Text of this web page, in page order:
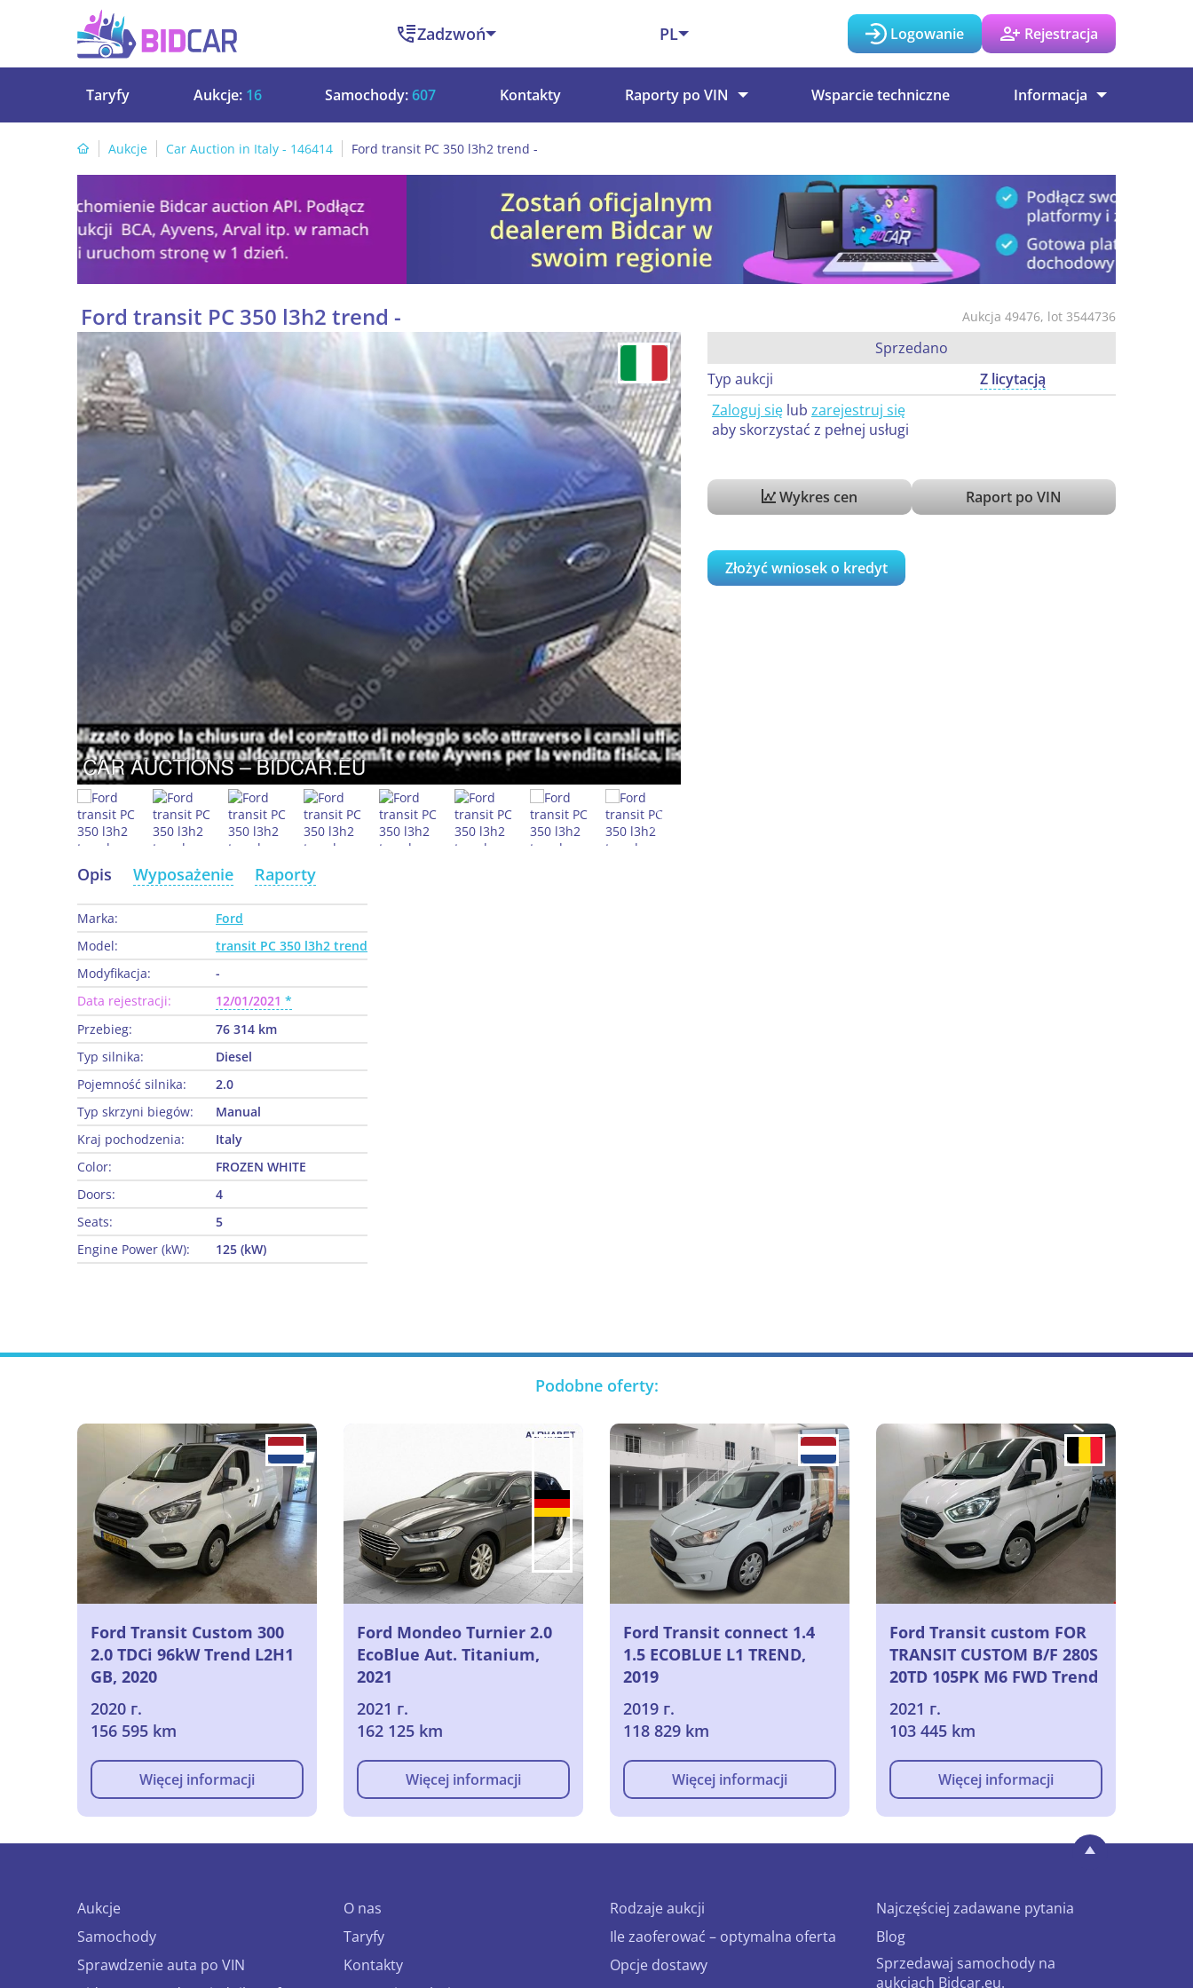
Zadzwoń PL Logowanie Rejestracja
Taryfy Aukcje: 16 Samochody:607 Kontakty Raporty po VIN Wsparcie techniczne Informacja
Aukcje Car Auction in Italy - 146414 Ford transit PC 350 l3h2 trend -
Aukcja 49476, lot 3544736
Ford transit PC 350 l3h2 trend -
Sprzedano
Typ aukcji
Z licytacją
Zaloguj się lub zarejestruj się
aby skorzystać z pełnej usługi
Wykres cen Raport po VIN
Złożyć wniosek o kredyt
Opis Wyposażenie Raporty
Marka:
Ford
Model:
transit PC 350 l3h2 trend
Modyfikacja:
-
Data rejestracji:
12/01/2021
Przebieg:
76 314 km
Typ silnika:
Diesel
Pojemność silnika:
2.0
Typ skrzyni biegów:
Manual
Kraj pochodzenia:
Italy
Color:
FROZEN WHITE
Doors:
4
Seats:
5
Engine Power (kW):
125 (kW)
Podobne oferty:
Ford Transit Custom 300
2.0 TDCi 96kW Trend L2H1
GB, 2020
2020 г.
156 595 km
Więcej informacji
Ford Mondeo Turnier 2.0
EcoBlue Aut. Titanium,
2021
2021 г.
162 125 km
Więcej informacji
Ford Transit connect 1.4
1.5 ECOBLUE L1 TREND,
2019
2019 г.
118 829 km
Więcej informacji
Ford Transit custom FOR
TRANSIT CUSTOM B/F 280S
20TD 105PK M6 FWD Trend
With Navigation & Heated
Seats & Reversing Camera
& Towing Hook
2021 г.
103 445 km
Więcej informacji
Aukcje
Samochody
Sprawdzenie auta po VIN
O nas
Taryfy
Kontakty
Rodzaje aukcji
Ile zaoferować – optymalna oferta
Opcje dostawy
Najczęściej zadawane pytania
Blog
Sprzedawaj samochody na
aukcjach Bidcar.eu.